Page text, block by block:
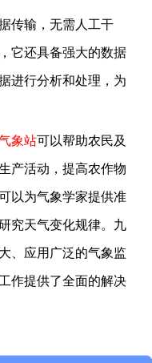
传输，无需人工干
它还具备强大的数据
进行分析和处理，为
象站可以帮助农民及
产活动，提高农作物
以为气象学家提供准
究天气变化规律。九
、应用广泛的气象监
作提供了全面的解决